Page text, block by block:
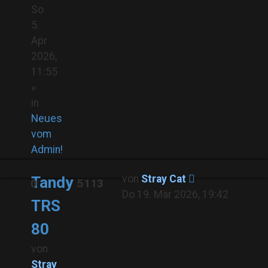
So
5.
Apr
2026,
11:55
»
in
Neues
vom
Admin!
Tandy
TRS
80
von
Stray
0 5113 von Stray Cat
Do 19. Mär 2026, 19:42